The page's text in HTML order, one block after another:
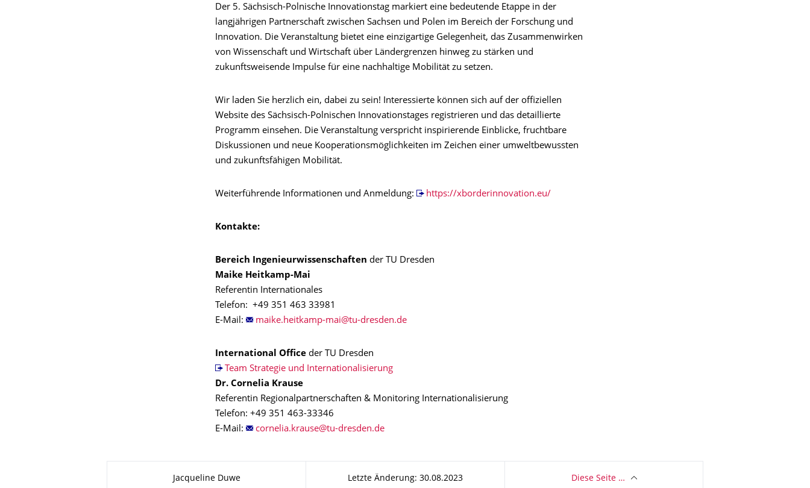
Der 5. Sächsisch-Polnische Innovationstag markiert eine bedeutende Etappe in der
langjährigen Partnerschaft zwischen Sachsen und Polen im Bereich der Forschung und
Innovation. Die Veranstaltung bietet eine einzigartige Gelegenheit, das Zusammenwirken
von Wissenschaft und Wirtschaft über Ländergrenzen hinweg zu stärken und
zukunftsweisende Impulse für eine nachhaltige Mobilität zu setzen.
Wir laden Sie herzlich ein, dabei zu sein! Interessierte können sich auf der offiziellen
Website des Sächsisch-Polnischen Innovationstages registrieren und das detaillierte
Programm einsehen. Die Veranstaltung verspricht inspirierende Einblicke, fruchtbare
Diskussionen und neue Kooperationsmöglichkeiten im Zeichen einer umweltbewussten
und zukunftsfähigen Mobilität.
Weiterführende Informationen und Anmeldung: https://xborderinnovation.eu/
Kontakte:
Bereich Ingenieurwissenschaften der TU Dresden
Maike Heitkamp-Mai
Referentin Internationales
Telefon: +49 351 463 33981
E-Mail:
International Office der TU Dresden
Team Strategie und Internationalisierung
Dr. Cornelia Krause
Referentin Regionalpartnerschaften & Monitoring Internationalisierung
Telefon: +49 351 463-33346
E-Mail:
Jacqueline Duwe Letzte Änderung: 30.08.2023 Diese Seite …